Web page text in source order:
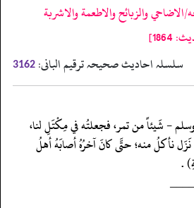
والزبائح والاطعمة والاشربة
سلسلہ احادیث صحیحہ ترقیم البانی: 3162
- شَيئاً من تمر، فجعلتُه في مِكْتَلِ لنا،
نأكلُ منه؛ حتَّى كانَ آخرُهُ أصابَهُ أهلُ
.